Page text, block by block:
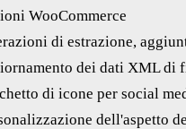
WooCommerce
di estrazione,
dei dati XML di
di icone per social
dell'aspetto